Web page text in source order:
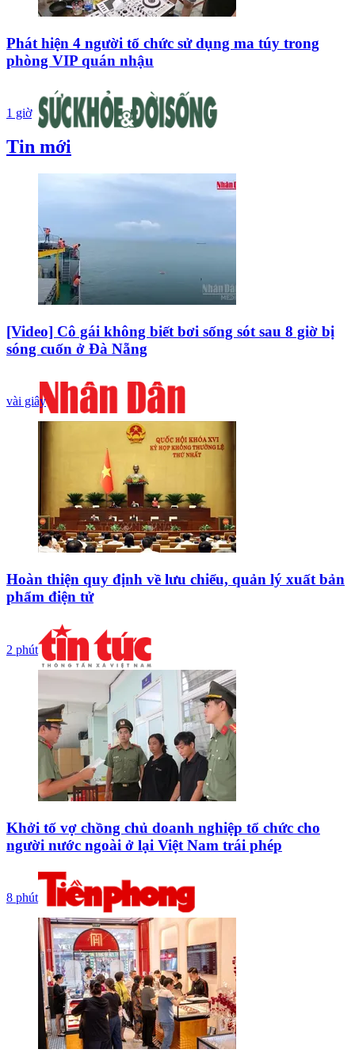
Phát hiện 4 người tổ chức sử dụng ma túy trong
phòng VIP quán nhậu
1 giờ
Tin mới
[Video] Cô gái không biết bơi sống sót sau 8 giờ bị
sóng cuốn ở Đà Nẵng
vài giây
Hoàn thiện quy định về lưu chiểu, quản lý xuất bản
phẩm điện tử
2 phút
Khởi tố vợ chồng chủ doanh nghiệp tổ chức cho
người nước ngoài ở lại Việt Nam trái phép
8 phút